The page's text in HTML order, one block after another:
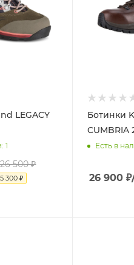
LEGACY
: 1
26 500₽
5 300 ₽
Ботинки
CUMBRIA
Есть в
26 900₽